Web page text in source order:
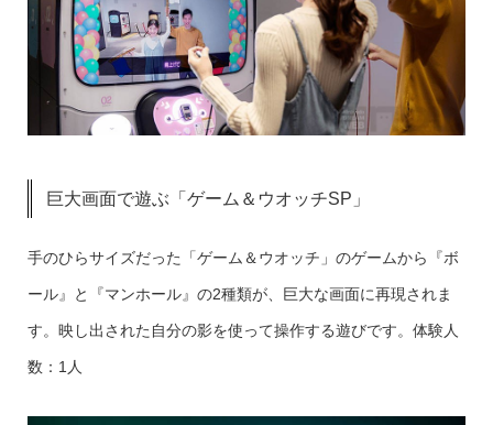
巨大画面で遊ぶ「ゲーム＆ウオッチSP」
手のひらサイズだった「ゲーム＆ウオッチ」のゲームから『ボ
ール』と『マンホール』の2種類が、巨大な画面に再現されま
す。映し出された自分の影を使って操作する遊びです。体験人
数：1人